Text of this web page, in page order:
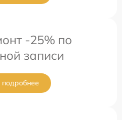
-25% по
записи
подробнее